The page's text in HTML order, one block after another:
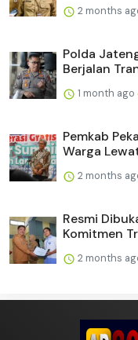
2 months
Polda
Berjalan
1 month ago
Pemkab
Warga
2 months
Resmi
Komitmen
2 months